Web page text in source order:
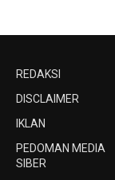
REDAKSI
DISCLAIMER
IKLAN
PEDOMAN MEDIA
SIBER